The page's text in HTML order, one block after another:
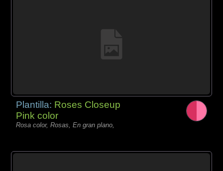
Plantilla: Roses Closeup
Pink color
Rosa color, Rosas, En gran plano,